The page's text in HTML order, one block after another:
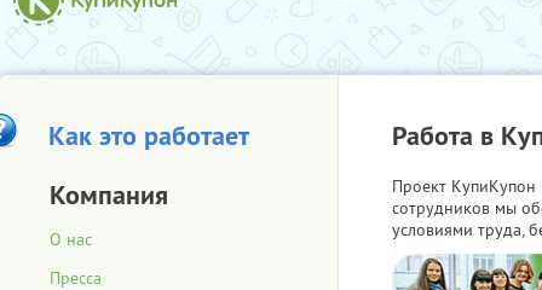
Как это работает
Компания
О нас
Пресса
Работа в
Проект КупиКупон
сотрудников мы
условиями труда,